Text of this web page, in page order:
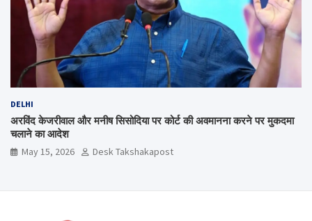
DELHI
अरविंद केजरीवाल और मनीष सिसोदिया पर कोर्ट की अवमानना करने पर मुकदमा
चलाने का आदेश
May 15, 2026 Desk Takshakapost